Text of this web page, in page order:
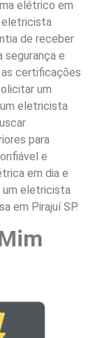
elétrico em
eletricista
de receber
segurança e
certificações
um
eletricista
para
e
em dia e
um eletricista
em Pirajuí SP.